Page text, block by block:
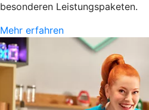
besonderen Leistungspaketen.
Mehr erfahren